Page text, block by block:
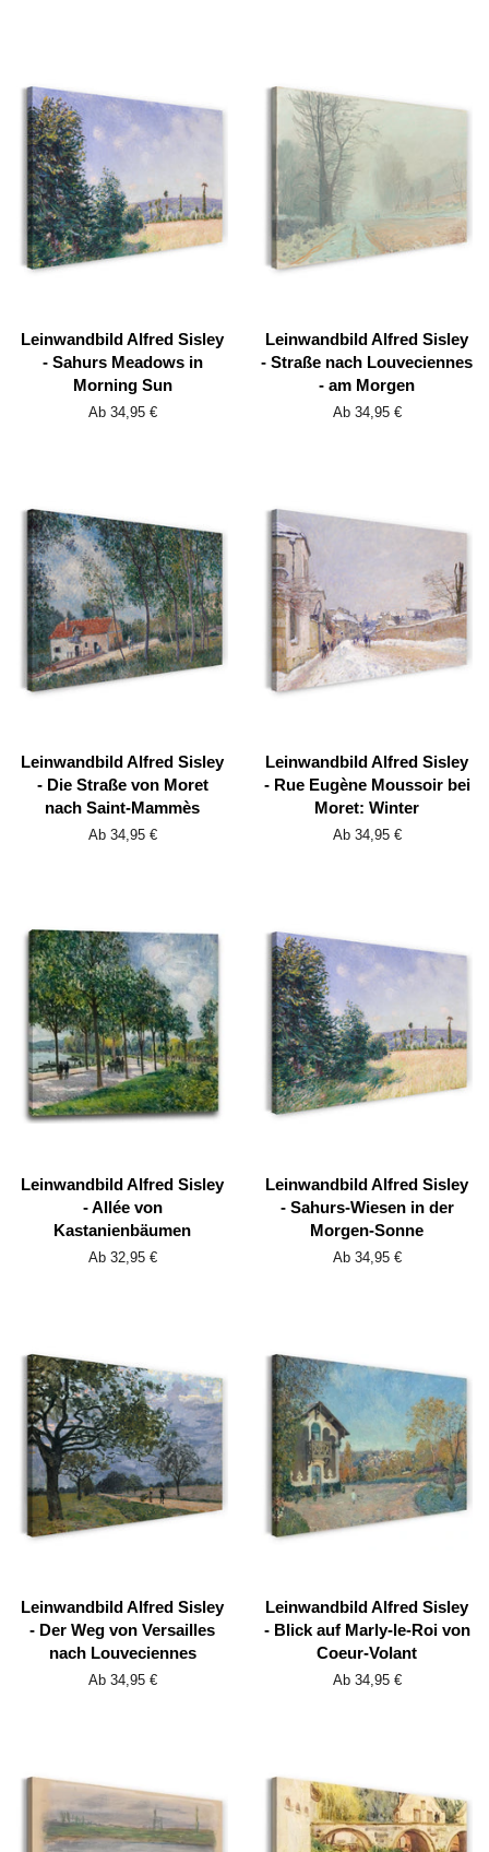
Leinwandbild Alfred Sisley
- Sahurs Meadows in
Morning Sun
Ab 34,95 €
Leinwandbild Alfred Sisley
- Straße nach Louveciennes
- am Morgen
Ab 34,95 €
Leinwandbild Alfred Sisley
- Die Straße von Moret
nach Saint-Mammès
Ab 34,95 €
Leinwandbild Alfred Sisley
- Rue Eugène Moussoir bei
Moret: Winter
Ab 34,95 €
Leinwandbild Alfred Sisley
- Allée von
Kastanienbäumen
Ab 32,95 €
Leinwandbild Alfred Sisley
- Sahurs-Wiesen in der
Morgen-Sonne
Ab 34,95 €
Leinwandbild Alfred Sisley
- Der Weg von Versailles
nach Louveciennes
Ab 34,95 €
Leinwandbild Alfred Sisley
- Blick auf Marly-le-Roi von
Coeur-Volant
Ab 34,95 €